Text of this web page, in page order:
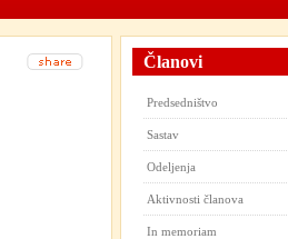
Članovi
Predsedništvo
Sastav
Odeljenja
Aktivnosti članova
In memoriam